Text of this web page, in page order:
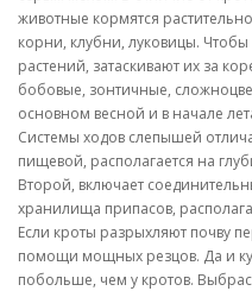
животные кормятся
корни, клубни, луковицы.
растений, затаскивают их за
бобовые, зонтичные,
основном весной и в начале
Системы ходов слепышей
пищевой, располагается на
Второй, включает
хранилища припасов,
Если кроты разрыхляют почву
помощи мощных резцов. Да и
побольше, чем у кротов.